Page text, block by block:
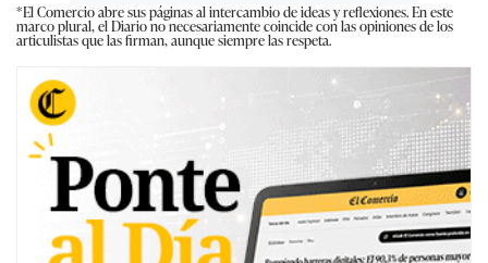
*El Comercio abre sus páginas al intercambio de ideas y reflexiones. En este
marco plural, el Diario no necesariamente coincide con las opiniones de los
articulistas que las firman, aunque siempre las respeta.